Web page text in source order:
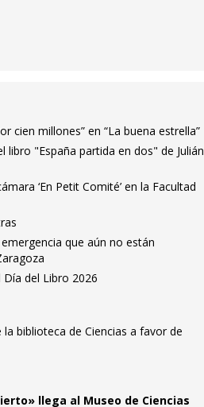
cien millones” en “La buena estrella”
"España partida en dos" de Julián
‘En Petit Comité’ en la Facultad
que aún no están
del Libro 2026
biblioteca de Ciencias a favor de
llega al Museo de Ciencias